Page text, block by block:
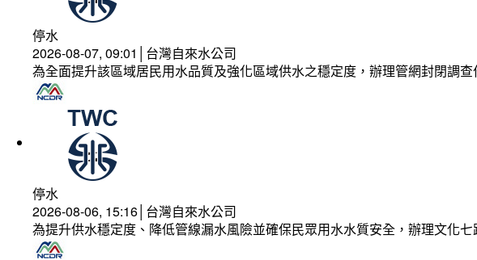
停水
2026-08-07, 09:01│台灣自來水公司
為全面提升該區域居民用水品質及強化區域供水之穩定度，辦理管網封閉調查
停水
2026-08-06, 15:16│台灣自來水公司
為提升供水穩定度、降低管線漏水風險並確保民眾用水水質安全，辦理文化